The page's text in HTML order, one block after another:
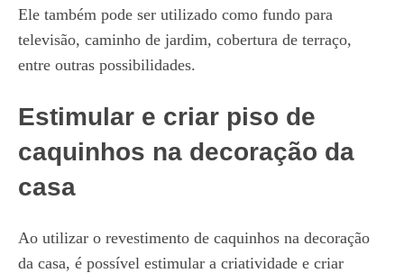
Ele também pode ser utilizado como fundo para
televisão, caminho de jardim, cobertura de terraço,
entre outras possibilidades.
Estimular e criar piso de
caquinhos na decoração da
casa
Ao utilizar o revestimento de caquinhos na decoração
da casa, é possível estimular a criatividade e criar